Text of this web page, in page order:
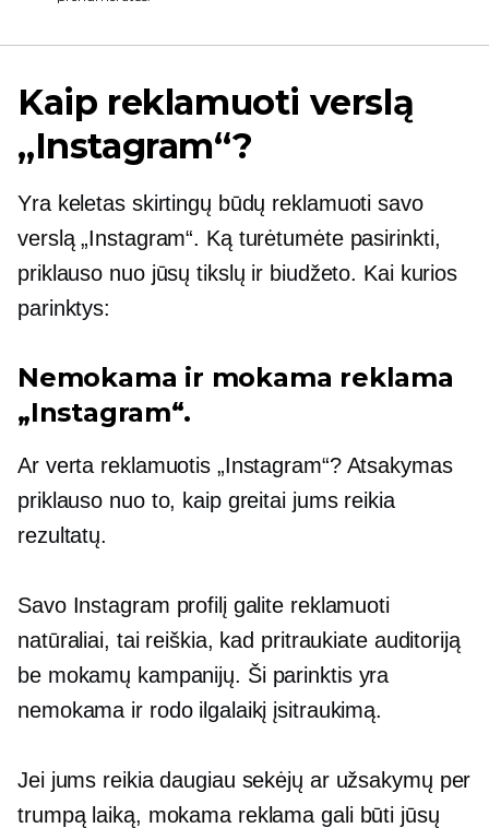
Kaip reklamuoti verslą
„Instagram“?
Yra keletas skirtingų būdų reklamuoti savo
verslą „Instagram“. Ką turėtumėte pasirinkti,
priklauso nuo jūsų tikslų ir biudžeto. Kai kurios
parinktys:
Nemokama ir mokama reklama
„Instagram“.
Ar verta reklamuotis „Instagram“? Atsakymas
priklauso nuo to, kaip greitai jums reikia
rezultatų.
Savo Instagram profilį galite reklamuoti
natūraliai, tai reiškia, kad pritraukiate auditoriją
be mokamų kampanijų. Ši parinktis yra
nemokama ir rodo ilgalaikį įsitraukimą.
Jei jums reikia daugiau sekėjų ar užsakymų per
trumpą laiką, mokama reklama gali būti jūsų